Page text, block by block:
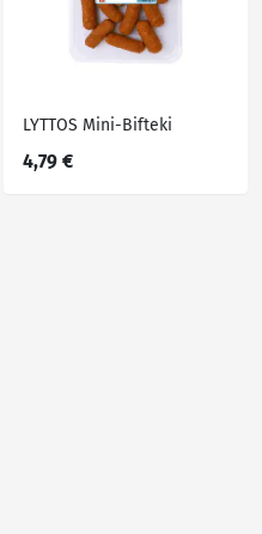
LYTTOS Mini-Bifteki
4,79 €